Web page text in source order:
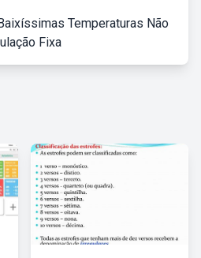
Temperaturas Não
Fixa